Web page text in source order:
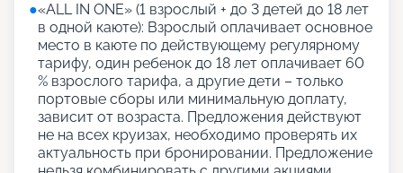
●«АLL IN ONE» (1 взрослый + до 3 детей до 18 лет
в одной каюте): Взрослый оплачивает основное
место в каюте по действующему регулярному
тарифу, один ребенок до 18 лет оплачивает 60
% взрослого тарифа, а другие дети – только
портовые сборы или минимальную доплату,
зависит от возраста. Предложения действуют
не на всех круизах, необходимо проверять их
актуальность при бронировании. Предложение